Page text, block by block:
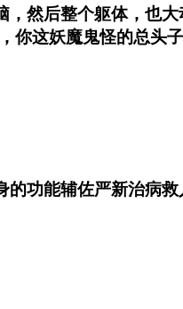
然后整个躯体，也大
你这妖魔鬼怪的总头
功能辅佐严新治病救